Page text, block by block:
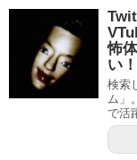
怖
い
検索
ム」
で活